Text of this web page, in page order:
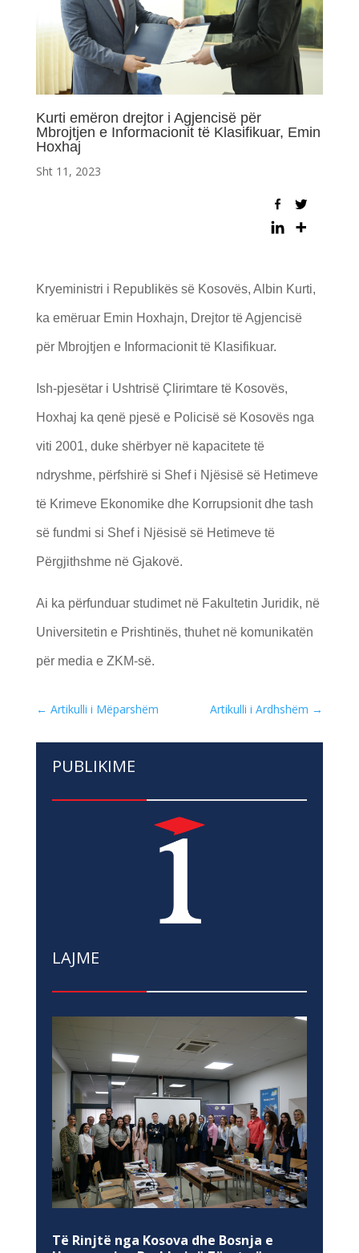
Kurti emëron drejtor i Agjencisë për
Mbrojtjen e Informacionit të Klasifikuar, Emin
Hoxhaj
Sht 11, 2023
Kryeministri i Republikës së Kosovës, Albin Kurti,
ka emëruar Emin Hoxhajn, Drejtor të Agjencisë
për Mbrojtjen e Informacionit të Klasifikuar.
Ish-pjesëtar i Ushtrisë Çlirimtare të Kosovës,
Hoxhaj ka qenë pjesë e Policisë së Kosovës nga
viti 2001, duke shërbyer në kapacitete të
ndryshme, përfshirë si Shef i Njësisë së Hetimeve
të Krimeve Ekonomike dhe Korrupsionit dhe tash
së fundmi si Shef i Njësisë së Hetimeve të
Përgjithshme në Gjakovë.
Ai ka përfunduar studimet në Fakultetin Juridik, në
Universitetin e Prishtinës, thuhet në komunikatën
për media e ZKM-së.
← Artikulli i Mëparshëm Artikulli i Ardhshëm →
PUBLIKIME
LAJME
Të Rinjtë nga Kosova dhe Bosnja e